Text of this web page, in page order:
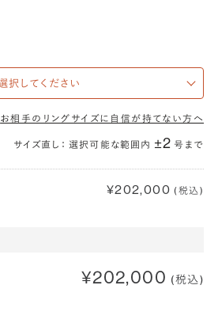
お相手のリングサイズに自信が持てない方へ
サイズ直し： 選択可能な範囲内 ±2 号まで
¥202,000 (税込)
¥202,000 (税込)